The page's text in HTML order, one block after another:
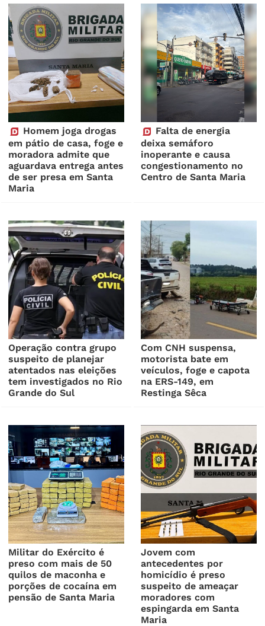
Homem joga drogas
em pátio de casa, foge e
moradora admite que
aguardava entrega antes
de ser presa em Santa
Maria
Falta de energia
deixa semáforo
inoperante e causa
congestionamento no
Centro de Santa Maria
Operação contra grupo
suspeito de planejar
atentados nas eleições
tem investigados no Rio
Grande do Sul
Com CNH suspensa,
motorista bate em
veículos, foge e capota
na ERS-149, em
Restinga Sêca
Militar do Exército é
preso com mais de 50
quilos de maconha e
porções de cocaína em
pensão de Santa Maria
Jovem com
antecedentes por
homicídio é preso
suspeito de ameaçar
moradores com
espingarda em Santa
Maria